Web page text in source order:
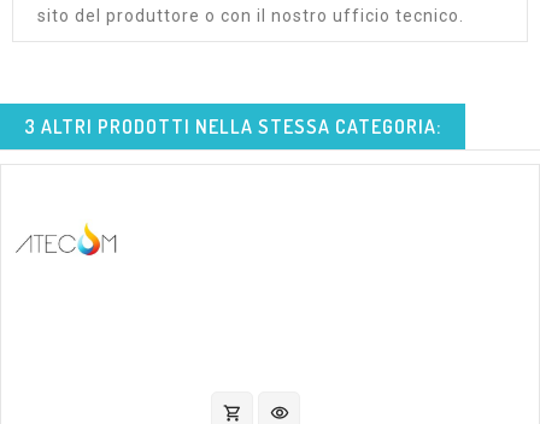
sito del produttore o con il nostro ufficio tecnico.
3 ALTRI PRODOTTI NELLA STESSA CATEGORIA:
shopping_cart visibility